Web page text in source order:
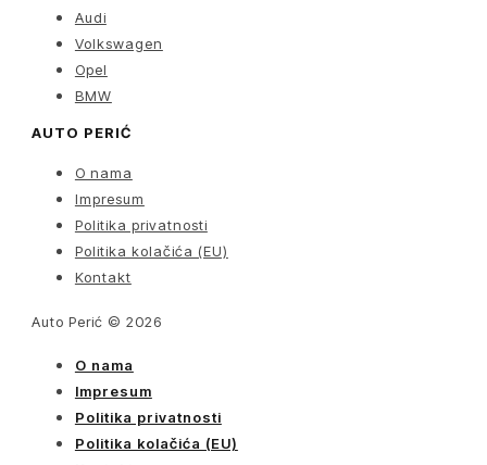
Audi
Volkswagen
Opel
BMW
AUTO PERIĆ
O nama
Impresum
Politika privatnosti
Politika kolačića (EU)
Kontakt
Auto Perić © 2026
O nama
Impresum
Politika privatnosti
Politika kolačića (EU)